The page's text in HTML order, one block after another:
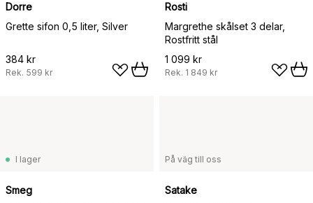
Dorre
Grette sifon 0,5 liter, Silver
384 kr
Rek. 599 kr
Rosti
Margrethe skålset 3 delar,
Rostfritt stål
1 099 kr
Rek. 1 849 kr
I lager
Smeg
På väg till oss
Satake